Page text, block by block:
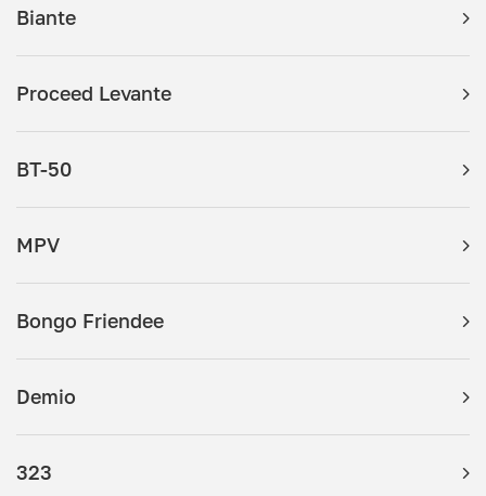
Biante
Proceed Levante
BT-50
MPV
Bongo Friendee
Demio
323